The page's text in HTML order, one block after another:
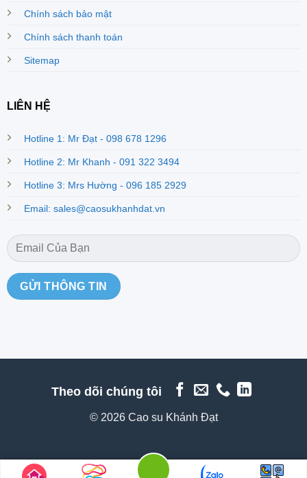
Chính sách bảo mật
Chính sách thanh toán
Sitemap
LIÊN HỆ
Hotline 1: Mr Đạt - 098 678 1296
Hotline 2: Mr Khanh - 091 322 3494
Hotline 3: Mrs Hường - 096 185 2929
Email: sales@caosukhanhdat.vn
Theo dõi chúng tôi
© 2026 Cao su Khánh Đạt